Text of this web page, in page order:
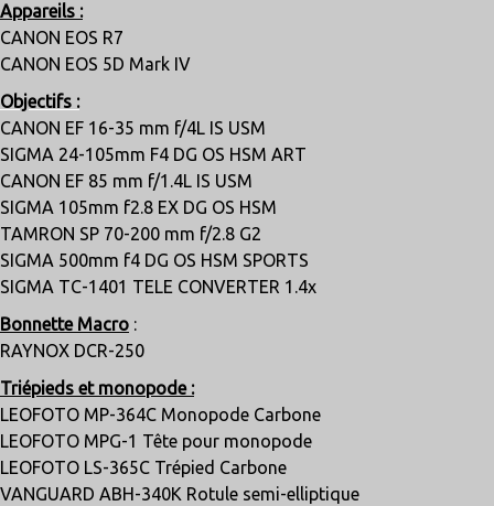
Appareils :
CANON EOS R7
CANON EOS 5D Mark IV
Objectifs :
CANON EF 16-35 mm f/4L IS USM
SIGMA 24-105mm F4 DG OS HSM ART
CANON EF 85 mm f/1.4L IS USM
SIGMA 105mm f2.8 EX DG OS HSM
TAMRON SP 70-200 mm f/2.8 G2
SIGMA 500mm f4 DG OS HSM SPORTS
SIGMA TC-1401 TELE CONVERTER 1.4x
Bonnette Macro :
RAYNOX DCR-250
Triépieds et monopode :
LEOFOTO MP-364C Monopode Carbone
LEOFOTO MPG-1 Tête pour monopode
LEOFOTO LS-365C Trépied Carbone
VANGUARD ABH-340K Rotule semi-elliptique